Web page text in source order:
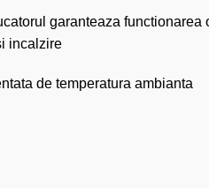
garanteaza functionarea
incalzire
de temperatura ambianta